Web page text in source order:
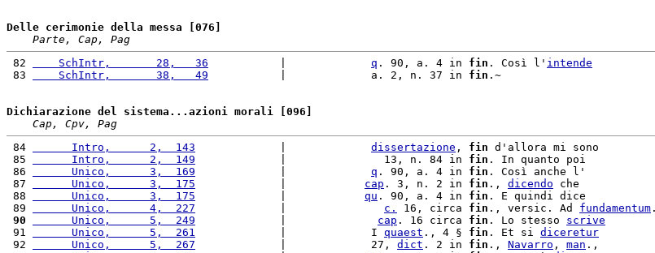
Delle cerimonie della messa [076]
Parte, Cap, Pag
82
    SchIntr,       28,   36
q . 90, a. 4 in fin . Così l' intende
83
    SchIntr,       38,   49
           |             a. 2, n. 37 in
fin .~
Dichiarazione del sistema...azioni morali [096]
Cap, Cpv, Pag
84
      Intro,      2,  143
dissertazione , fin d'allora mi sono
85
      Intro,      2,  149
             |               13, n. 84 in
fin . In quanto poi
86
      Unico,      3,  169
q . 90, a. 4 in fin . Così anche l'
87
      Unico,      3,  175
cap . 3, n. 2 in fin ., dicendo che
88
      Unico,      3,  175
qu . 90, a. 4 in fin . E quindi dice
89
      Unico,      4,  227
c. 16, circa fin ., versic. Ad fundamentum
90
      Unico,      5,  249
cap . 16 circa fin . Lo stesso scrive
91
      Unico,      5,  261
             |             I
quaest ., 4 § fin . Et si diceretur
92
      Unico,      5,  267
             |             27,
dict . 2 in fin ., Navarro , man .,